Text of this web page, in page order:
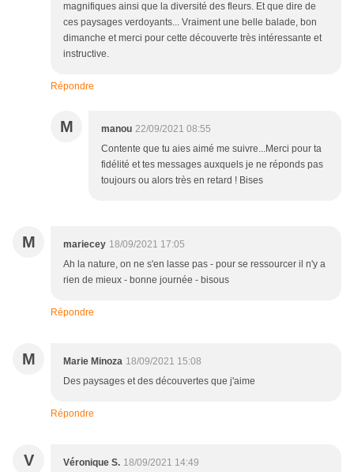
magnifiques ainsi que la diversité des fleurs. Et que dire de
ces paysages verdoyants... Vraiment une belle balade, bon
dimanche et merci pour cette découverte très intéressante et
instructive.
Répondre
M manou 22/09/2021 08:55
Contente que tu aies aimé me suivre...Merci pour ta
fidélité et tes messages auxquels je ne réponds pas
toujours ou alors très en retard ! Bises
M mariecey 18/09/2021 17:05
Ah la nature, on ne s'en lasse pas - pour se ressourcer il n'y a
rien de mieux - bonne journée - bisous
Répondre
M Marie Minoza 18/09/2021 15:08
Des paysages et des découvertes que j'aime
Répondre
V Véronique S. 18/09/2021 14:49